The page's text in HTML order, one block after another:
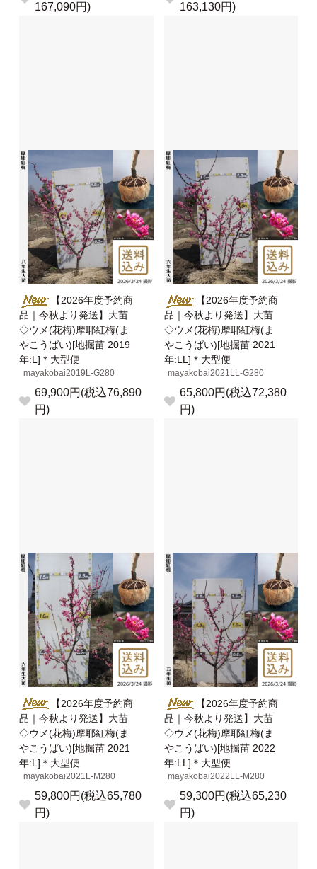
167,090円)
163,130円)
【2026年度予約商
品｜今秋より発送】大苗
◇ウメ(花梅)摩耶紅梅(ま
やこうばい)[地掘苗 2019
年:L]＊大型便
mayakobai2019L-G280
69,900円(税込76,890
円)
【2026年度予約商
品｜今秋より発送】大苗
◇ウメ(花梅)摩耶紅梅(ま
やこうばい)[地掘苗 2021
年:LL]＊大型便
mayakobai2021LL-G280
65,800円(税込72,380
円)
【2026年度予約商
品｜今秋より発送】大苗
◇ウメ(花梅)摩耶紅梅(ま
やこうばい)[地掘苗 2021
年:L]＊大型便
mayakobai2021L-M280
59,800円(税込65,780
円)
【2026年度予約商
品｜今秋より発送】大苗
◇ウメ(花梅)摩耶紅梅(ま
やこうばい)[地掘苗 2022
年:LL]＊大型便
mayakobai2022LL-M280
59,300円(税込65,230
円)